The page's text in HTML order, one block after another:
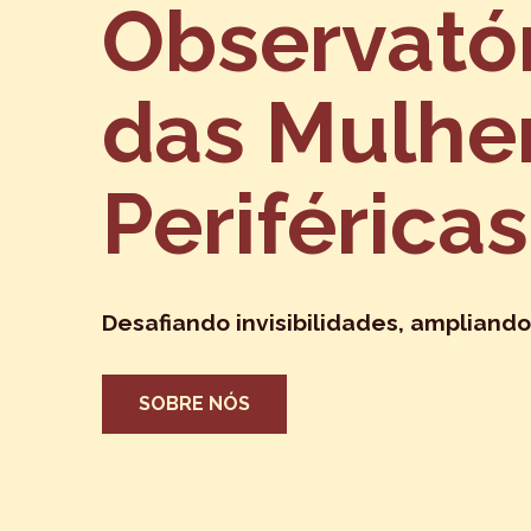
das
Periféricas
Desafiando invisibilidades,
SOBRE NÓS